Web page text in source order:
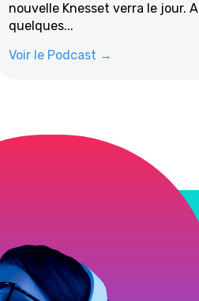
nouvelle Knesset verra le jour. A
quelques...
Voir le Podcast →